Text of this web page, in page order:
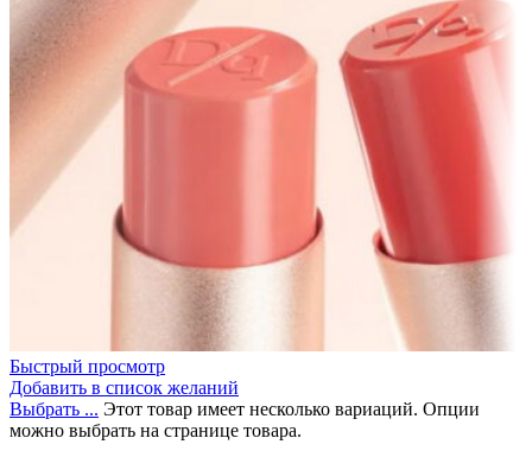
Быстрый просмотр
Добавить в список желаний
Выбрать ... Этот товар имеет несколько вариаций. Опции
можно выбрать на странице товара.